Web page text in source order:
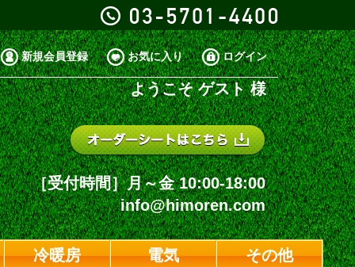
新規会員登録 お気に入り ログイン
ようこそゲスト 様
［受付時間］月～金 10:00-18:00
info@himoren.com
冷暖房 電気 その他